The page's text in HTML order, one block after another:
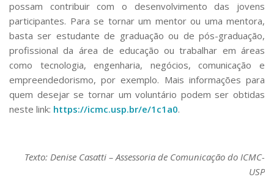
possam contribuir com o desenvolvimento das jovens
participantes. Para se tornar um mentor ou uma mentora,
basta ser estudante de graduação ou de pós-graduação,
profissional da área de educação ou trabalhar em áreas
como tecnologia, engenharia, negócios, comunicação e
empreendedorismo, por exemplo. Mais informações para
quem desejar se tornar um voluntário podem ser obtidas
neste link: https://icmc.usp.br/e/1c1a0.
Texto: Denise Casatti – Assessoria de Comunicação do ICMC-
USP